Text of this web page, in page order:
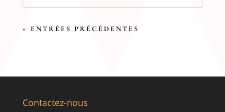
« ENTRÉES PRÉCÉDENTES
Contactez-nous